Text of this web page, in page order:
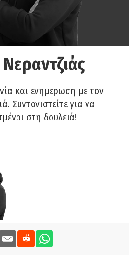
και ενημέρωση με τον
Συντονιστείτε για να
στη δουλειά!